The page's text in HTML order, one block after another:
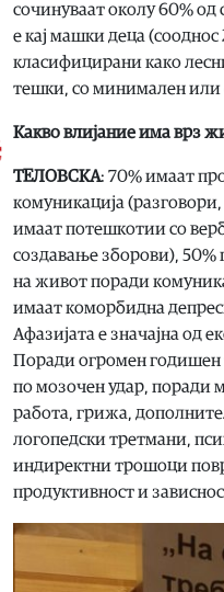
сочинуваат околу 60% од
е кај машки деца (сооднос
класифицирани како
тешки, со минимален или
Какво влијание има врз
ТЕЛОВСКА: 70% имаат
комуникација
имаат потешкотии со
создавање зборови), 50%
на живот поради
имаат коморбидна
Афазијата е значајна од
Поради огромен годишен
по мозочен удар, поради
работа, грижа,
логопедски третмани,
индиректни трошоци
продуктивност и